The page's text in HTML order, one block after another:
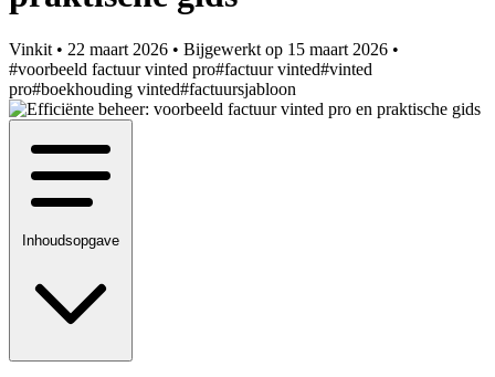
Vinkit • 22 maart 2026 • Bijgewerkt op 15 maart 2026 •
#voorbeeld factuur vinted pro#factuur vinted#vinted
pro#boekhouding vinted#factuursjabloon
Inhoudsopgave